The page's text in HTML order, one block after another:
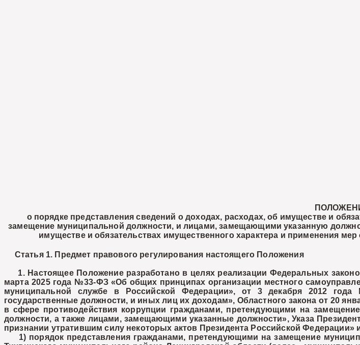
о порядке представления сведений о доходах, расходах, об имуществе и
замещение муниципальной должности, и лицами, замещающими указанную
имуществе и обязательствах имущественного характера и применения
Статья 1. Предмет правового регулирования настоящего Положения
1. Настоящее Положение разработано в целях реализации Федеральных
марта 2025 года №33-ФЗ «Об общих принципах организации местного
муниципальной службе в Российской Федерации», от 3 декабря 2012
государственные должности, и иных лиц их доходам», Областного закона от 20
в сфере противодействия коррупции гражданами, претендующими на
должности, а также лицами, замещающими указанные должности», Указа
признании утратившим силу некоторых актов Президента Российской Федерации»
1) порядок представления гражданами, претендующими на замещение